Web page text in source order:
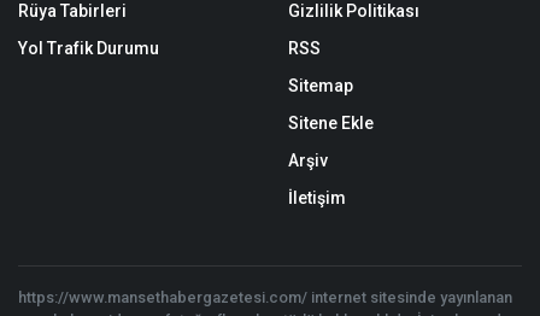
Rüya Tabirleri
Yol Trafik Durumu
Gizlilik Politikası
RSS
Sitemap
Sitene Ekle
Arşiv
İletişim
https://www.mansethabergazetesi.com/ internet sitesinde yayınlanan